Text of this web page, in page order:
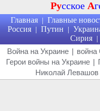
Русское А
Главная | Главные
Россия | Путин |
Сирия |
Война на Украине |
Герои войны на Украине |
Николай Левашов